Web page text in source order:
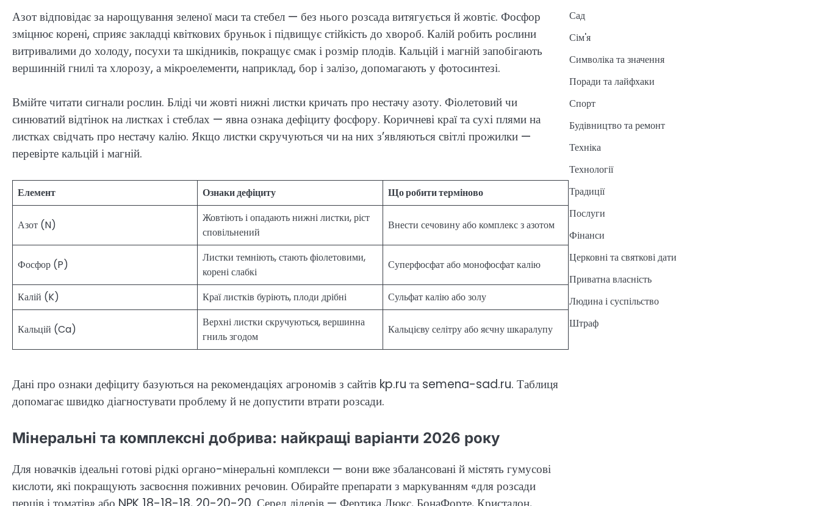
Азот відповідає за нарощування зеленої маси та стебел — без нього розсада витягується й жовтіє. Фосфор
зміцнює корені, сприяє закладці квіткових бруньок і підвищує стійкість до хвороб. Калій робить рослини
витривалими до холоду, посухи та шкідників, покращує смак і розмір плодів. Кальцій і магній запобігають
вершинній гнилі та хлорозу, а мікроелементи, наприклад, бор і залізо, допомагають у фотосинтезі.
Вмійте читати сигнали рослин. Бліді чи жовті нижні листки кричать про нестачу азоту. Фіолетовий чи
синюватий відтінок на листках і стеблах — явна ознака дефіциту фосфору. Коричневі краї та сухі плями на
листках свідчать про нестачу калію. Якщо листки скручуються чи на них з’являються світлі прожилки —
перевірте кальцій і магній.
Елемент Ознаки дефіциту Що робити терміново
Азот (N)
Жовтіють і опадають нижні листки, ріст
сповільнений
Внести сечовину або комплекс з азотом
Фосфор (P)
Листки темніють, стають фіолетовими,
корені слабкі
Суперфосфат або монофосфат калію
Калій (K) Краї листків буріють, плоди дрібні Сульфат калію або золу
Кальцій (Ca)
Верхні листки скручуються, вершинна
гниль згодом
Кальцієву селітру або яєчну шкаралупу
Дані про ознаки дефіциту базуються на рекомендаціях агрономів з сайтів kp.ru та semena-sad.ru. Таблиця
допомагає швидко діагностувати проблему й не допустити втрати розсади.
Мінеральні та комплексні добрива: найкращі варіанти 2026 року
Для новачків ідеальні готові рідкі органо-мінеральні комплекси — вони вже збалансовані й містять гумусові
кислоти, які покращують засвоєння поживних речовин. Обирайте препарати з маркуванням «для розсади
Сад
Сім'я
Символіка та значення
Поради та лайфхаки
Спорт
Будівництво та ремонт
Техніка
Технології
Традиції
Послуги
Фінанси
Церковні та святкові дати
Приватна власність
Людина і суспільство
Штраф